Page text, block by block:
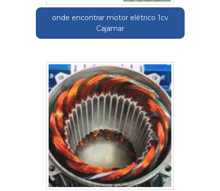
onde encontrar motor elétrico 1cv
Cajamar